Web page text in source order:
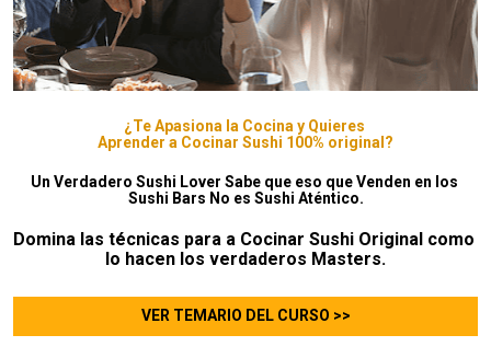
¿Te Apasiona la Cocina y Quieres
Aprender a Cocinar Sushi 100% original?
Un Verdadero Sushi Lover Sabe que eso que Venden en los
Sushi Bars No es Sushi Aténtico.
Domina las técnicas para a Cocinar Sushi Original como
lo hacen los verdaderos Masters.
VER TEMARIO DEL CURSO >>